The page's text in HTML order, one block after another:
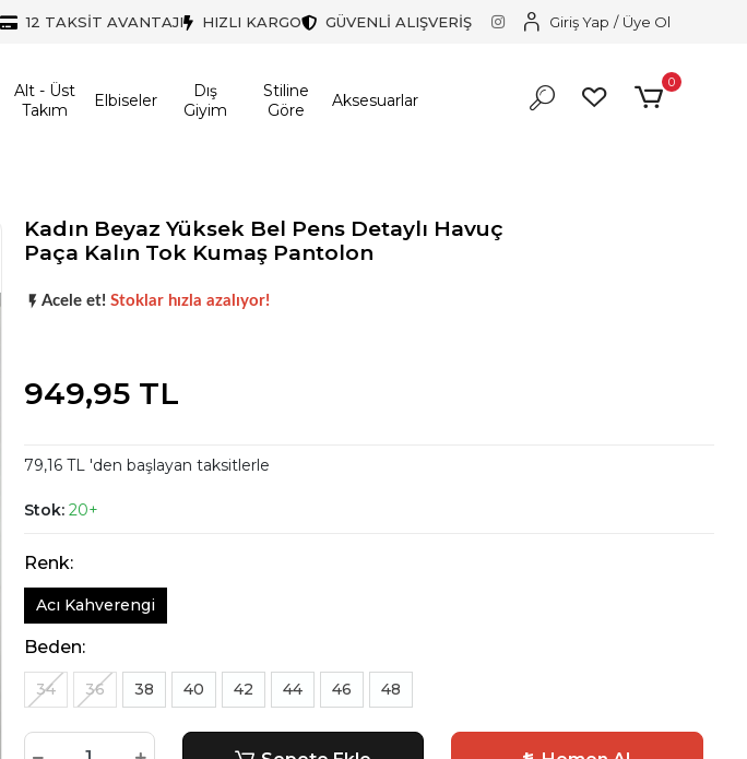
12 TAKSİT AVANTAJI HIZLI KARGO GÜVENLİ ALIŞVERİŞ Giriş Yap / Üye Ol
Alt - Üst
Takım
Elbiseler
Dış
Giyim
Stiline
Göre
Aksesuarlar
0
Kadın Beyaz Yüksek Bel Pens Detaylı Havuç
Paça Kalın Tok Kumaş Pantolon
Şu andaçok talep görüyor!
Acele et! Stoklar hızla azalıyor!
949,95 TL
79,16 TL 'den başlayan taksitlerle
Stok: 20+
Renk:
Acı Kahverengi
Beden:
34 36 38 40 42 44 46 48